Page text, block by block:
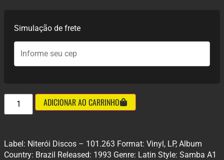
Simulação de frete
ADICIONAR AO CARRINHO
Label: Niterói Discos – 101.263 Format: Vinyl, LP, Album
Country: Brazil Released: 1993 Genre: Latin Style: Samba A1